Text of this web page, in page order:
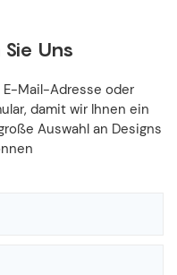
Uns
Mail-Adresse oder
damit wir Ihnen ein
Auswahl an Designs